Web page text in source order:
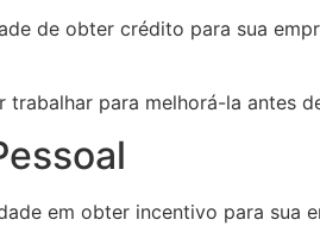
de obter crédito para sua
para melhorá-la antes
em obter incentivo para sua